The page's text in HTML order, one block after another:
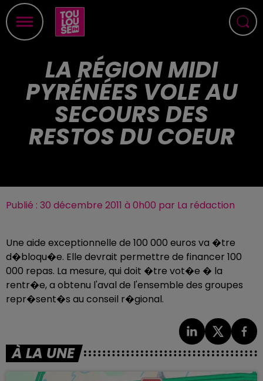
LA RÉGION MIDI
PYRÉNÉES VOLE AU
SECOURS DES
RESTOS DU COEUR
Publié : 30 décembre 2011 à 0h00 par La rédaction
Une aide exceptionnelle de 100 000 euros va �tre
d�bloqu�e. Elle devrait permettre de financer 100
000 repas. La mesure, qui doit �tre vot�e � la
rentr�e, a obtenu l'aval de l'ensemble des groupes
repr�sent�s au conseil r�gional.
À LA UNE